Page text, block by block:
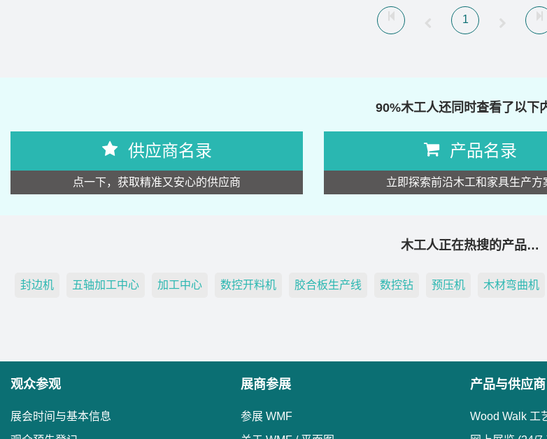
1
90%木工人还同时查看了以下
供应商名录
点一下，获取精准又安心的供应商
产品名录
立即探索前沿木工和家具生产方
木工人正在热搜的产品…
封边机 五轴加工中心 加工中心 数控开料机 胶合板生产线 数控钻 预压机 木材弯曲机
观众参观
展会时间与基本信息
展商参展
参展 WMF
产品与供应商
Wood Walk 工